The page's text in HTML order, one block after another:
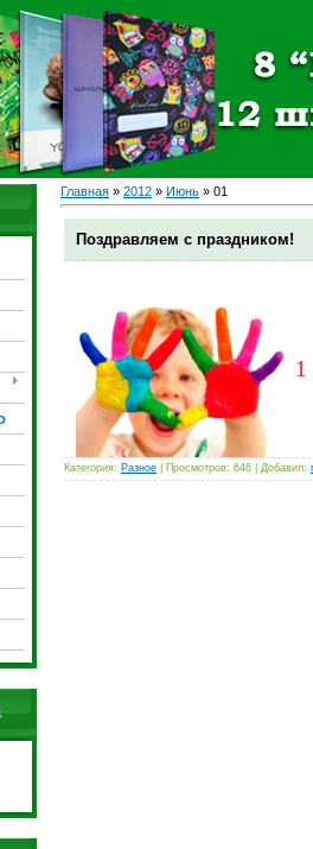
Главная » 2012 » Июнь » 01
Поздравляем с праздником!
1
Категория: Разное | Просмотров: 646 | Добавил: